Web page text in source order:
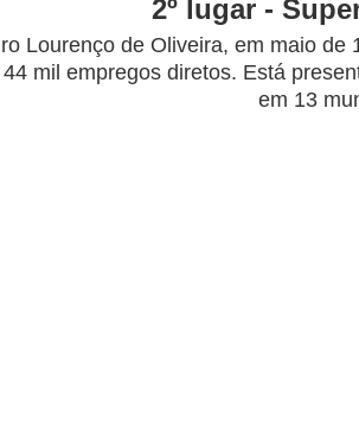
2º lugar -
Lourenço de Oliveira, em maio
mil empregos diretos. Está
em 13